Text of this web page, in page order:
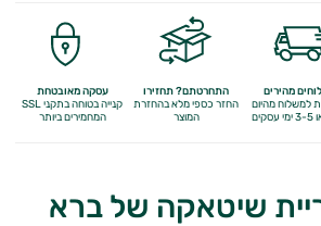
מהירים
למשלוח מהיום
התחרטתם? תחזירו
החזר כספי מלאבהחזרת
המוצר
עסקה מאובטחת
קנייה בטוחה בתקני SSL
המחמירים ביותר
שיטאקה של ברא